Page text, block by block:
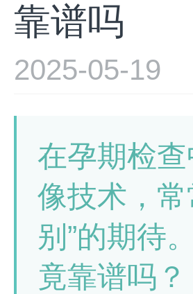
靠谱吗
2025-05-19
在孕期检
像技术，
别”的期待
竟靠谱吗？